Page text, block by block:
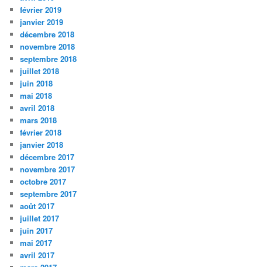
février 2019
janvier 2019
décembre 2018
novembre 2018
septembre 2018
juillet 2018
juin 2018
mai 2018
avril 2018
mars 2018
février 2018
janvier 2018
décembre 2017
novembre 2017
octobre 2017
septembre 2017
août 2017
juillet 2017
juin 2017
mai 2017
avril 2017